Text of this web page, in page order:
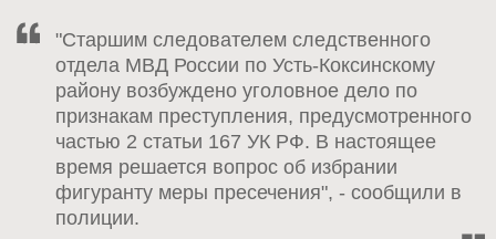
"Старшим следователем следственного
отдела МВД России по Усть-Коксинскому
району возбуждено уголовное дело по
признакам преступления, предусмотренного
частью 2 статьи 167 УК РФ. В настоящее
время решается вопрос об избрании
фигуранту меры пресечения", - сообщили в
полиции.